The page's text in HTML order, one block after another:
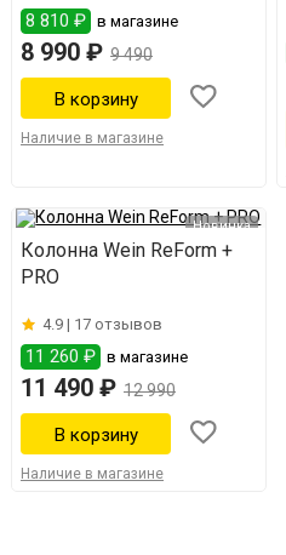
8 810 ₽ в магазине
8 990 ₽ 9 490
Наличие в магазине
Новинка
Колонна Wein ReForm +
PRO
4.9 | 17 отзывов
11 260 ₽ в магазине
11 490 ₽ 12 990
Наличие в магазине